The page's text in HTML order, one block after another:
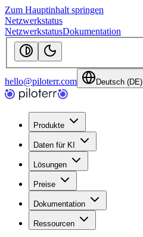
Zum Hauptinhalt springen
Netzwerkstatus
NetzwerkstatusDokumentation
hello@piloterr.com Deutsch (DE)
Produkte
Daten für KI
Lösungen
Preise
Dokumentation
Ressourcen